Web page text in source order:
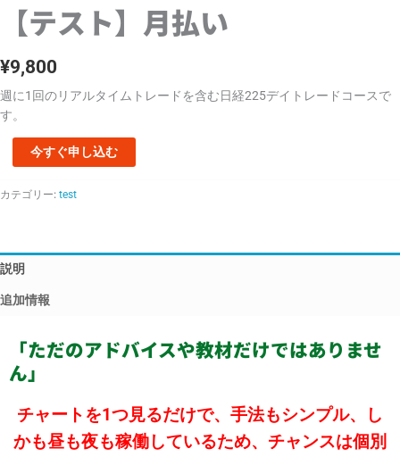
【テスト】月払い
¥9,800
週に1回のリアルタイムトレードを含む日経225デイトレードコースで
す。
今すぐ申し込む
カテゴリー: test
説明
追加情報
「ただのアドバイスや教材だけではありませ
ん」
チャートを1つ見るだけで、手法もシンプル、し
かも昼も夜も稼働しているため、チャンスは個別